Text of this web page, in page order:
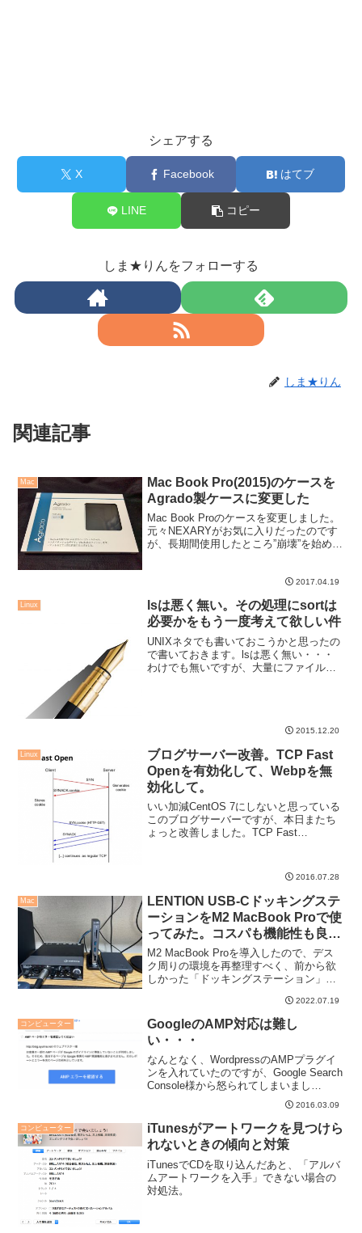
シェアする
X Facebook はてブ
LINE コピー
しま★りんをフォローする
しま★りん
関連記事
Mac
Mac Book Pro(2015)のケースを
Agrado製ケースに変更した
Mac Book Proのケースを変更しました。
元々NEXARYがお気に入りだったのです
が、長期間使用したところ”崩壊”を始めた
2017.04.19
Linux
lsは悪く無い。その処理にsortは
必要かをもう一度考えて欲しい件
UNIXネタでも書いておこうかと思ったの
で書いておきます。lsは悪く無い・・・
わけでも無いですが、大量にファイルを
2015.12.20
Linux
ブログサーバー改善。TCP Fast
Openを有効化して、Webpを無
効化して。
いい加減CentOS 7にしないと思っている
このブログサーバーですが、本日またち
ょっと改善しました。TCP Fast
2016.07.28
Mac
LENTION USB-Cドッキングステ
ーションをM2 MacBook Proで使
ってみた。コスパも機能性も良
好、ただし電源周りは注意が必要
という話。
M2 MacBook Proを導入したので、デス
ク周りの環境を再整理すべく、前から欲
しかった「ドッキングステーション」を
高価なものもありましたが、今回はコス
パの良いUSB-Cのドックを一旦使っ...
2022.07.19
コンピューター
GoogleのAMP対応は難し
い・・・
なんとなく、WordpressのAMPプラグイ
ンを入れていたのですが、Google Search
Console様から怒られてしまいまし
2016.03.09
コンピューター
iTunesがアートワークを見つけら
れないときの傾向と対策
iTunesでCDを取り込んだあと、「アルバ
ムアートワークを入手」できない場合の
対処法。